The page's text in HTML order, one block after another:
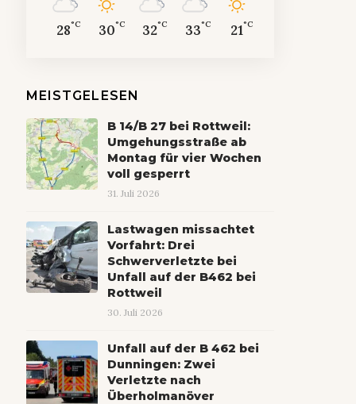
28°C 30°C 32°C 33°C 21°C
MEISTGELESEN
B 14/B 27 bei Rottweil:
Umgehungsstraße ab
Montag für vier Wochen
voll gesperrt
31. Juli 2026
Lastwagen missachtet
Vorfahrt: Drei
Schwerverletzte bei
Unfall auf der B462 bei
Rottweil
30. Juli 2026
Unfall auf der B 462 bei
Dunningen: Zwei
Verletzte nach
Überholmanöver